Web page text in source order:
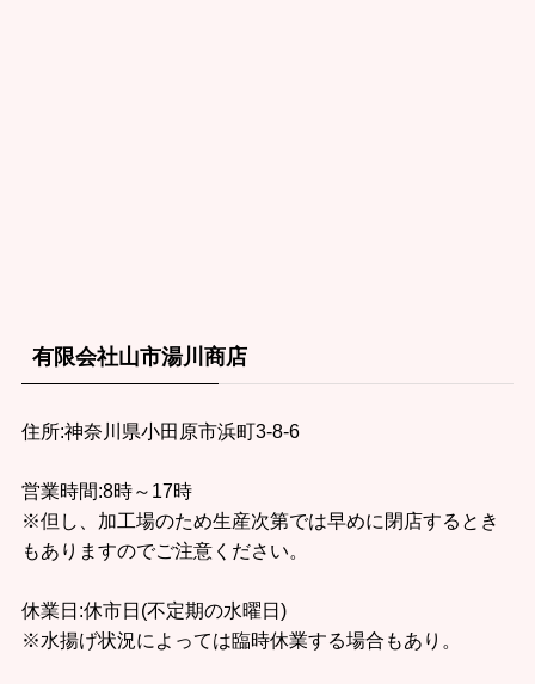
有限会社山市湯川商店
住所:神奈川県小田原市浜町3-8-6
営業時間:8時～17時
※但し、加工場のため生産次第では早めに閉店するとき
もありますのでご注意ください。
休業日:休市日(不定期の水曜日)
※水揚げ状況によっては臨時休業する場合もあり。